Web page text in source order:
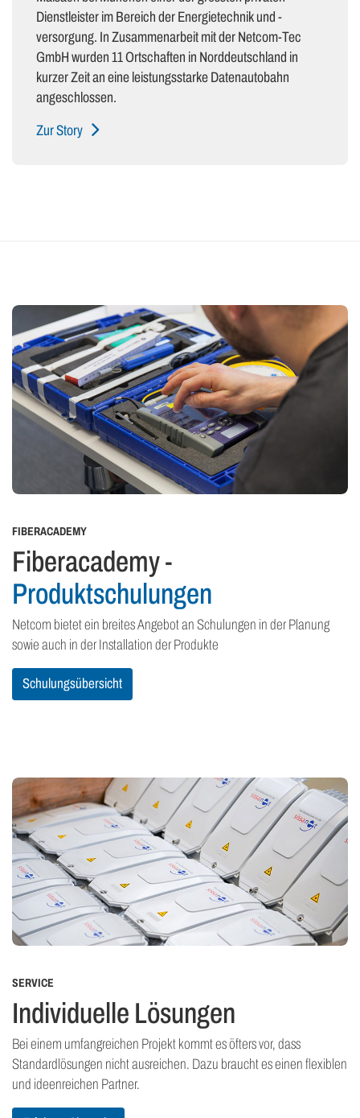
Dienstleister im Bereich der Energietechnik und -
versorgung. In Zusammenarbeit mit der Netcom-Tec
GmbH wurden 11 Ortschaften in Norddeutschland in
kurzer Zeit an eine leistungsstarke Datenautobahn
angeschlossen.
Zur Story
FIBERACADEMY
Fiberacademy -
Produktschulungen
Netcom bietet ein breites Angebot an Schulungen in der Planung
sowie auch in der Installation der Produkte
Schulungsübersicht
SERVICE
Individuelle Lösungen
Bei einem umfangreichen Projekt kommt es öfters vor, dass
Standardlösungen nicht ausreichen. Dazu braucht es einen flexiblen
und ideenreichen Partner.